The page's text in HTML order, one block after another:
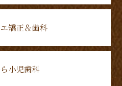
矯正＆歯科
小児歯科